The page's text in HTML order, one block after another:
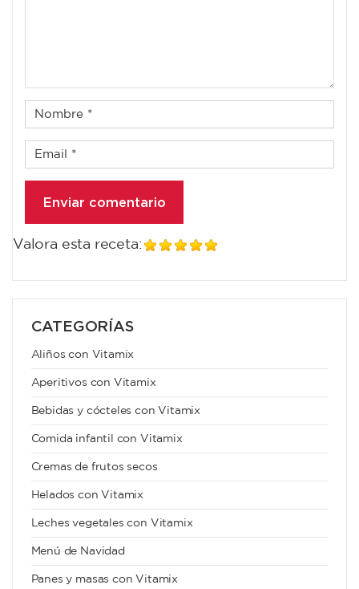
Valora esta receta:
CATEGORÍAS
Aliños con Vitamix
Aperitivos con Vitamix
Bebidas y cócteles con Vitamix
Comida infantil con Vitamix
Cremas de frutos secos
Helados con Vitamix
Leches vegetales con Vitamix
Menú de Navidad
Panes y masas con Vitamix